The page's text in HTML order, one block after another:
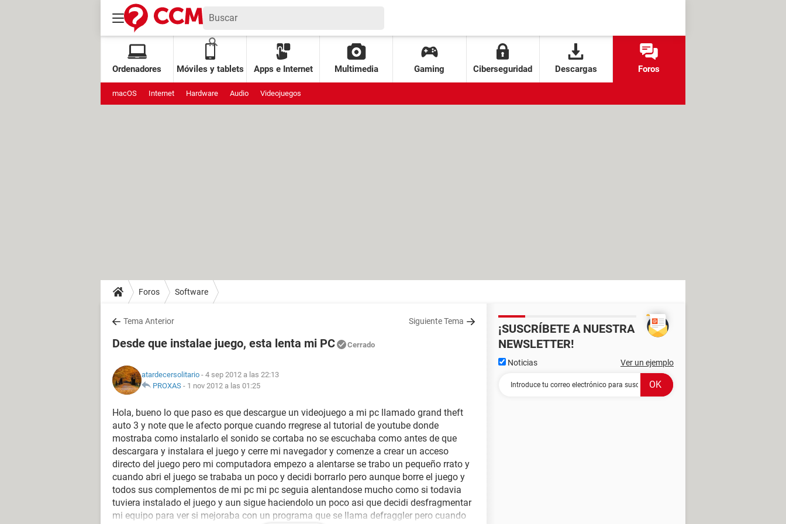
Ordenadores Móviles y tablets Apps e Internet Multimedia Gaming Ciberseguridad Descargas Foros
macOS Internet Hardware Audio Videojuegos
Foros Software
Tema Anterior Siguiente Tema
Desde que instalae juego, esta lenta mi PC Cerrado
atardecersolitario - 4 sep 2012 a las 22:13
PROXAS - 1 nov 2012 a las 01:25
Hola, bueno lo que paso es que descargue un videojuego a mi pc llamado grand theft
auto 3 y note que le afecto porque cuando rregrese al tutorial de youtube donde
mostraba como instalarlo el sonido se cortaba no se escuchaba como antes de que
descargara y instalara el juego y cerre mi navegador y comenze a crear un acceso
directo del juego pero mi computadora empezo a alentarse se trabo un pequeño rrato y
cuando abri el juego se trababa un poco y decidi borrarlo pero aunque borre el juego y
todos sus complementos de mi pc mi pc seguia alentandose mucho como si todavia
tuviera instalado el juego y aun sigue haciendolo un poco asi que decidi desfragmentar
mi equipo para ver si mejoraba con un programa que se llama defraggler pero cuando
¡SUSCRÍBETE A NUESTRA
NEWSLETTER!
Noticias Ver un ejemplo